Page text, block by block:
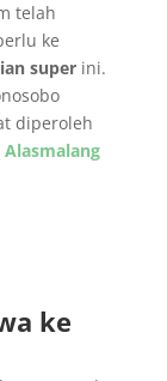
telah
ke
superini.
diperoleh
ke